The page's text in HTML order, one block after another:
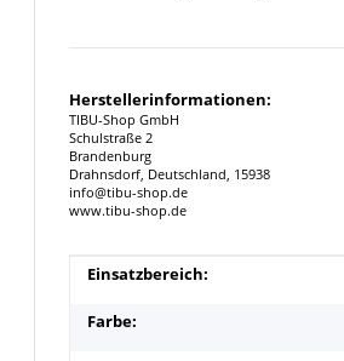
Herstellerinformationen:
TIBU-Shop GmbH
Schulstraße 2
Brandenburg
Drahnsdorf, Deutschland, 15938
info@tibu-shop.de
www.tibu-shop.de
Produkteigenschaft
Wert
Einsatzbereich:
Farbe: